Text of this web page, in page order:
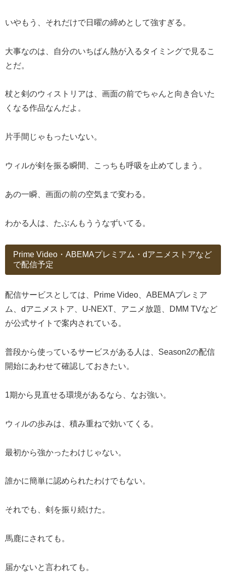
いやもう、それだけで日曜の締めとして強すぎる。
大事なのは、自分のいちばん熱が入るタイミングで見るこ
とだ。
杖と剣のウィストリアは、画面の前でちゃんと向き合いた
くなる作品なんだよ。
片手間じゃもったいない。
ウィルが剣を振る瞬間、こっちも呼吸を止めてしまう。
あの一瞬、画面の前の空気まで変わる。
わかる人は、たぶんもううなずいてる。
Prime Video・ABEMAプレミアム・dアニメストアなど
で配信予定
配信サービスとしては、Prime Video、ABEMAプレミア
ム、dアニメストア、U-NEXT、アニメ放題、DMM TVなど
が公式サイトで案内されている。
普段から使っているサービスがある人は、Season2の配信
開始にあわせて確認しておきたい。
1期から見直せる環境があるなら、なお強い。
ウィルの歩みは、積み重ねで効いてくる。
最初から強かったわけじゃない。
誰かに簡単に認められたわけでもない。
それでも、剣を振り続けた。
馬鹿にされても。
届かないと言われても。